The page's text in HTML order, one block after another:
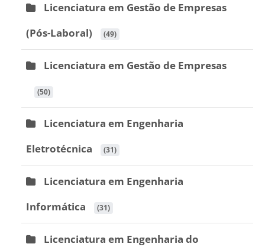
Licenciatura em Gestão de Empresas
(Pós-Laboral)
(49)
Licenciatura em Gestão de Empresas
(50)
Licenciatura em Engenharia
Eletrotécnica
(31)
Licenciatura em Engenharia
Informática
(31)
Licenciatura em Engenharia do